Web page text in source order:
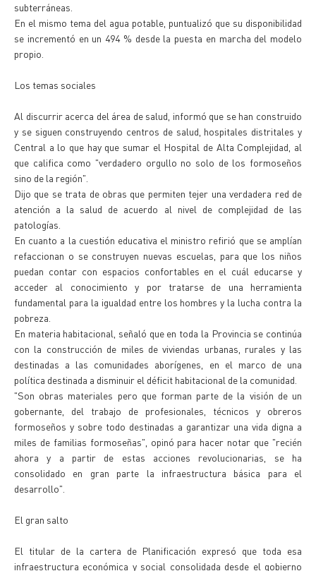
subterráneas.
En el mismo tema del agua potable, puntualizó que su disponibilidad
se incrementó en un 494 % desde la puesta en marcha del modelo
propio.
Los temas sociales
Al discurrir acerca del área de salud, informó que se han construido
y se siguen construyendo centros de salud, hospitales distritales y
Central a lo que hay que sumar el Hospital de Alta Complejidad, al
que califica como "verdadero orgullo no solo de los formoseños
sino de la región".
Dijo que se trata de obras que permiten tejer una verdadera red de
atención a la salud de acuerdo al nivel de complejidad de las
patologías.
En cuanto a la cuestión educativa el ministro refirió que se amplían
refaccionan o se construyen nuevas escuelas, para que los niños
puedan contar con espacios confortables en el cuál educarse y
acceder al conocimiento y por tratarse de una herramienta
fundamental para la igualdad entre los hombres y la lucha contra la
pobreza.
En materia habitacional, señaló que en toda la Provincia se continúa
con la construcción de miles de viviendas urbanas, rurales y las
destinadas a las comunidades aborígenes, en el marco de una
política destinada a disminuir el déficit habitacional de la comunidad.
"Son obras materiales pero que forman parte de la visión de un
gobernante, del trabajo de profesionales, técnicos y obreros
formoseños y sobre todo destinadas a garantizar una vida digna a
miles de familias formoseñas", opinó para hacer notar que "recién
ahora y a partir de estas acciones revolucionarias, se ha
consolidado en gran parte la infraestructura básica para el
desarrollo".
El gran salto
El titular de la cartera de Planificación expresó que toda esa
infraestructura económica y social consolidada desde el gobierno